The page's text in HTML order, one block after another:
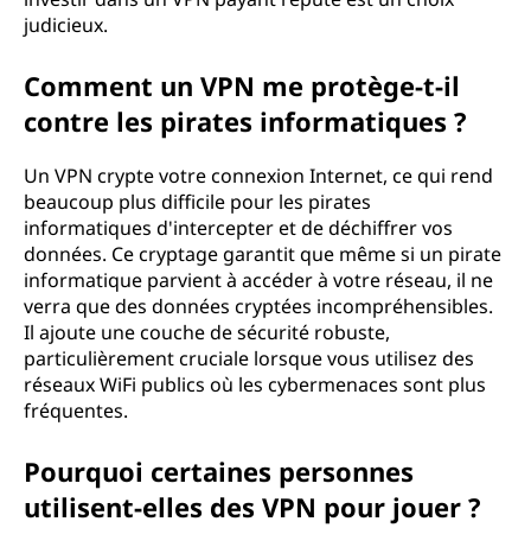
judicieux.
Comment un VPN me protège-t-il
contre les pirates informatiques ?
Un VPN crypte votre connexion Internet, ce qui rend
beaucoup plus difficile pour les pirates
informatiques d'intercepter et de déchiffrer vos
données. Ce cryptage garantit que même si un pirate
informatique parvient à accéder à votre réseau, il ne
verra que des données cryptées incompréhensibles.
Il ajoute une couche de sécurité robuste,
particulièrement cruciale lorsque vous utilisez des
réseaux WiFi publics où les cybermenaces sont plus
fréquentes.
Pourquoi certaines personnes
utilisent-elles des VPN pour jouer ?